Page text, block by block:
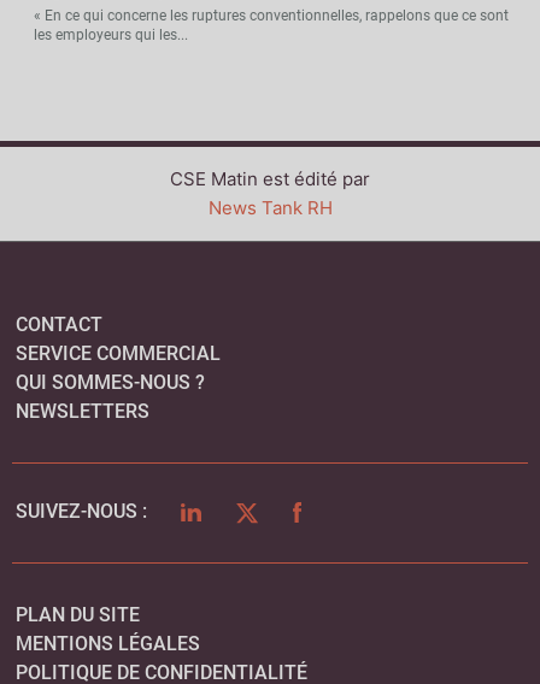
« En ce qui concerne les ruptures conventionnelles, rappelons que ce sont
les employeurs qui les...
CSE Matin est édité par
News Tank RH
CONTACT
SERVICE COMMERCIAL
QUI SOMMES-NOUS ?
NEWSLETTERS
SUIVEZ-NOUS : LINKEDINTWITTERFACEBOOK
PLAN DU SITE
MENTIONS LÉGALES
POLITIQUE DE CONFIDENTIALITÉ